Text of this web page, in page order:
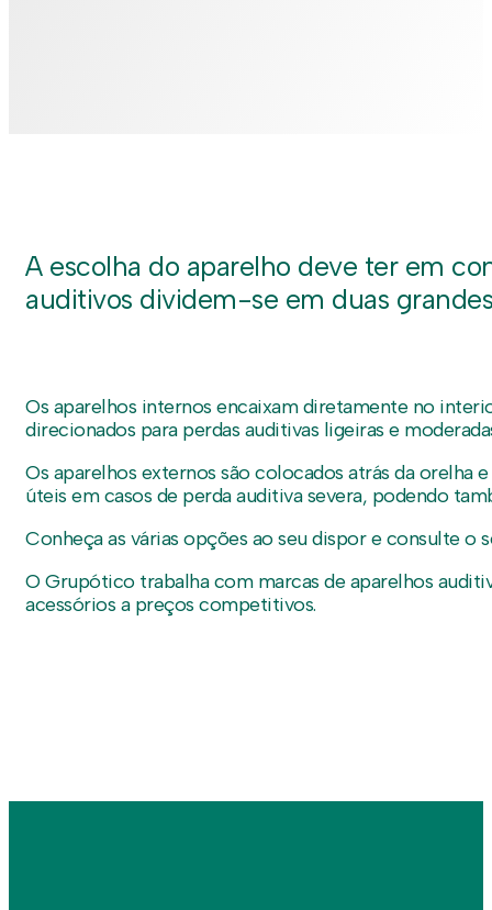
A escolha do aparelho deve ter em
auditivos dividem-se em duas
Os aparelhos internos encaixam diretamente no
direcionados para perdas auditivas ligeiras e
Os aparelhos externos são colocados atrás da
úteis em casos de perda auditiva severa, podendo
Conheça as várias opções ao seu dispor e consulte
O Grupótico trabalha com marcas de aparelhos
acessórios a preços competitivos.